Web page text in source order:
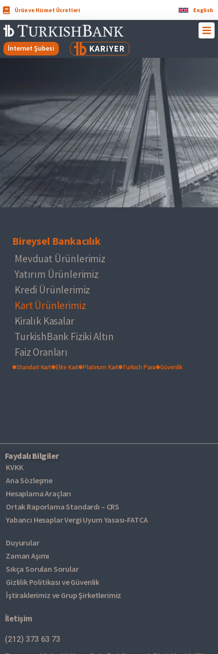
English
Ürün ve Hizmet Ücretleri
İnternet Şubesi
Bireysel Bankacılık
Mevduat Ürünlerimiz
Yatırım Ürünlerimiz
Kredi Ürünlerimiz
Kart Ürünlerimiz
Kiralık Kasalar
TurkishBank Fiziki Altın
Faiz Oranları
Standart Kart Elite Kart Platinum Kart Turkish Para Güvenlik
Faydalı Bilgiler
KVKK
Ana Sözleşme
Hesaplama Araçları
Ortak Raporlama Standardı – CRS
Yabancı Hesaplar Vergi Uyum Yasası-FATCA
Duyurular
Zaman Aşımı
Sıkça Sorulan Sorular
Gizlilik Politikası ve Güvenlik
İştiraklerimiz ve Grup Şirketlerimiz
İletişim
(212) 373 63 73